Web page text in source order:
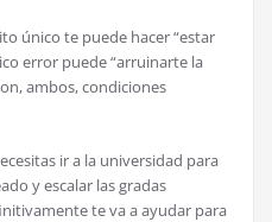
único te puede hacer “estar
error puede “arruinarte la
ambos, condiciones
ir a la universidad para
y escalar las gradas
te va a ayudar para